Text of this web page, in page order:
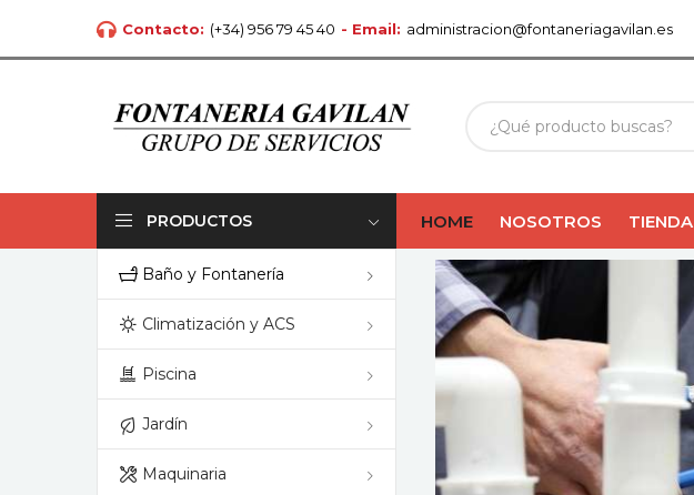
Contacto: (+34) 956 79 45 40 - Email: administracion@fontaneriagavilan.es
PRODUCTOS
Baño y Fontanería
Climatización y ACS
Piscina
Jardín
Maquinaria
HOME NOSOTROS TIENDA